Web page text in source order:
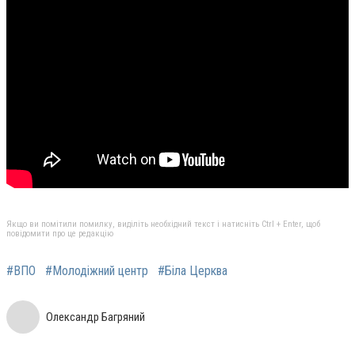
Якщо ви помітили помилку, виділіть необхідний текст і натисніть Ctrl + Enter, щоб
повідомити про це редакцію
#ВПО #Молодіжний центр #Біла Церква
Олександр Багряний